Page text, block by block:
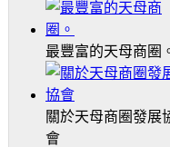
最豐富的天母商圈
關於天母商圈發展
會